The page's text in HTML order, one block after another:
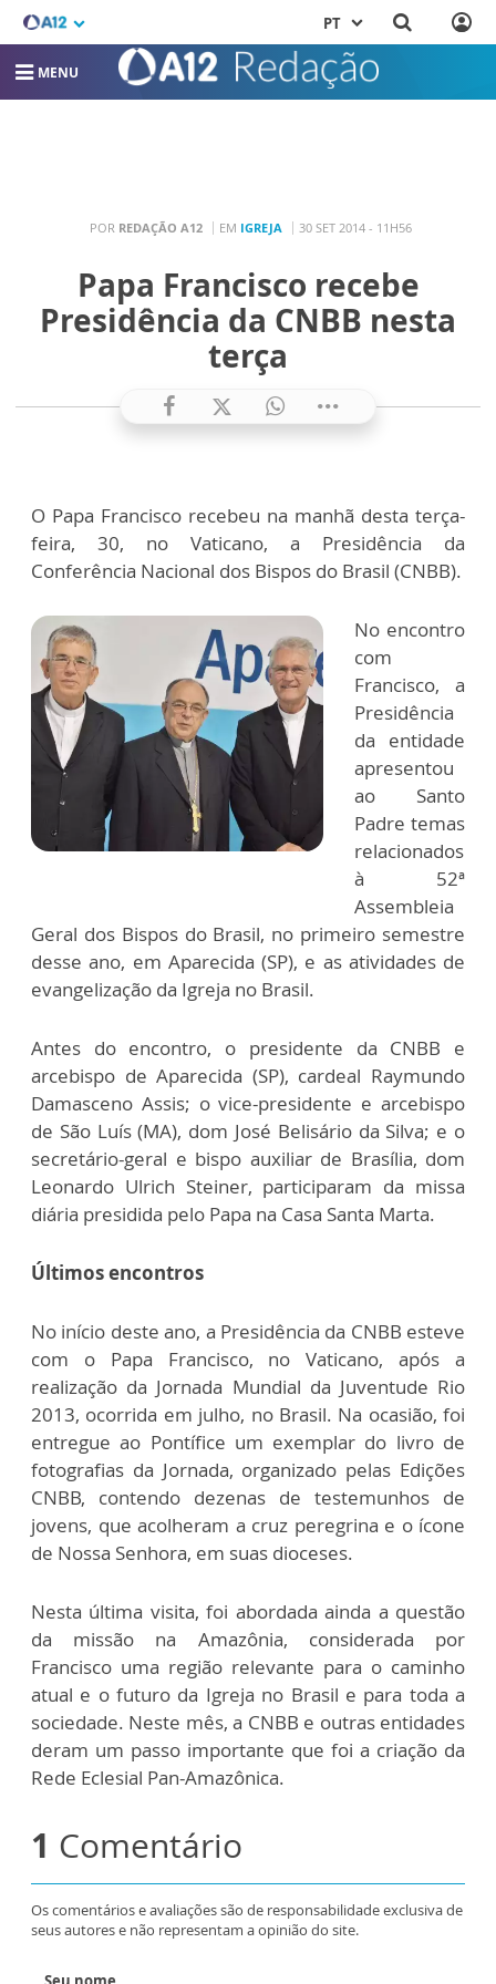
PT
MENU
POR REDAÇÃO A12 EM IGREJA 30 SET 2014 - 11H56
Papa Francisco recebe
Presidência da CNBB nesta
terça
O Papa Francisco recebeu na manhã desta terça-
feira, 30, no Vaticano, a Presidência da
Conferência Nacional dos Bispos do Brasil (CNBB).
No encontro
com
Francisco, a
Presidência
da entidade
apresentou
ao Santo
Padre temas
relacionados
à 52ª
Assembleia
Geral dos Bispos do Brasil, no primeiro semestre
desse ano, em Aparecida (SP), e as atividades de
evangelização da Igreja no Brasil.
Antes do encontro, o presidente da CNBB e
arcebispo de Aparecida (SP), cardeal Raymundo
Damasceno Assis; o vice-presidente e arcebispo
de São Luís (MA), dom José Belisário da Silva; e o
secretário-geral e bispo auxiliar de Brasília, dom
Leonardo Ulrich Steiner, participaram da missa
diária presidida pelo Papa na Casa Santa Marta.
Últimos encontros
No início deste ano, a Presidência da CNBB esteve
com o Papa Francisco, no Vaticano, após a
realização da Jornada Mundial da Juventude Rio
2013, ocorrida em julho, no Brasil. Na ocasião, foi
entregue ao Pontífice um exemplar do livro de
fotografias da Jornada, organizado pelas Edições
CNBB, contendo dezenas de testemunhos de
jovens, que acolheram a cruz peregrina e o ícone
de Nossa Senhora, em suas dioceses.
Nesta última visita, foi abordada ainda a questão
da missão na Amazônia, considerada por
Francisco uma região relevante para o caminho
atual e o futuro da Igreja no Brasil e para toda a
sociedade. Neste mês, a CNBB e outras entidades
deram um passo importante que foi a criação da
Rede Eclesial Pan-Amazônica.
1 Comentário
Os comentários e avaliações são de responsabilidade exclusiva de
seus autores e não representam a opinião do site.